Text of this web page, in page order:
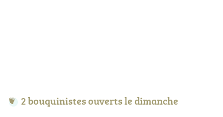
2 bouquinistes ouverts le dimanche